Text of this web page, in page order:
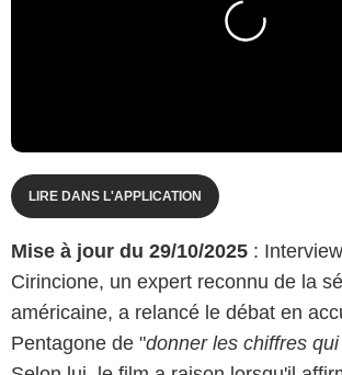
LIRE DANS L'APPLICATION
Mise à jour du 29/10/2025 :
Cirincione, un expert reconnu de la
américaine, a relancé le débat en
Pentagone de "donner les chiffres